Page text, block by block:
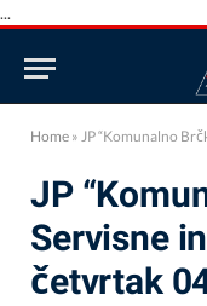
...
Home » JP “Komunalno
JP
Servisne
četvrtak